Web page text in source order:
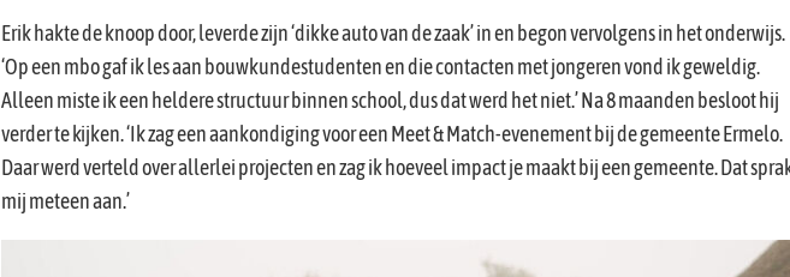
Erik hakte de knoop door, leverde zijn ‘dikke auto van de zaak’ in en begon vervolgens in het onderwijs.
‘Op een mbo gaf ik les aan bouwkundestudenten en die contacten met jongeren vond ik geweldig.
Alleen miste ik een heldere structuur binnen school, dus dat werd het niet.’ Na 8 maanden besloot hij
verder te kijken. ‘Ik zag een aankondiging voor een Meet & Match-evenement bij de gemeente Ermelo.
Daar werd verteld over allerlei projecten en zag ik hoeveel impact je maakt bij een gemeente. Dat
mij meteen aan.’